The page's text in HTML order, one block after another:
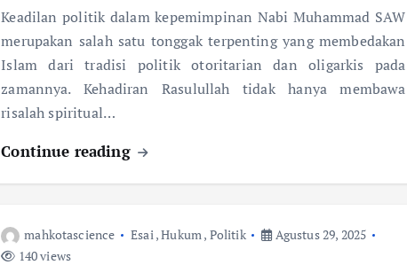
Keadilan politik dalam kepemimpinan Nabi Muhammad SAW
merupakan salah satu tonggak terpenting yang membedakan
Islam dari tradisi politik otoritarian dan oligarkis pada
zamannya. Kehadiran Rasulullah tidak hanya membawa
risalah spiritual…
Continue reading
mahkotascience Esai,Hukum, Politik
Agustus 29, 2025
140 views